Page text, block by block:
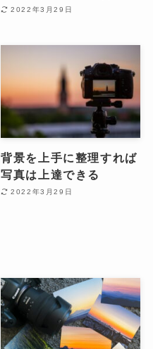
2022年3月29日
背景を上手に整理すれば
写真は上達できる
2022年3月29日